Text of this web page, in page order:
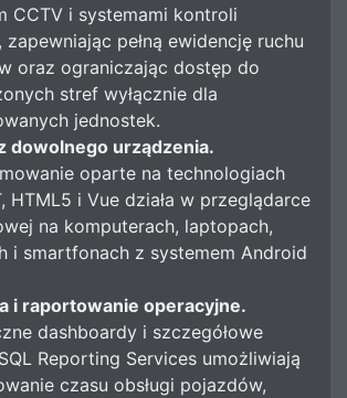
CCTV i systemami kontroli
zapewniając pełną ewidencję ruchu
oraz ograniczając dostęp do
stref wyłącznie dla
jednostek.
dowolnego urządzenia.
oparte na technologiach
HTML5 i Vue działa w przeglądarce
na komputerach, laptopach,
i smartfonach z systemem Android
i raportowanie operacyjne.
dashboardy i szczegółowe
Reporting Services umożliwiają
czasu obsługi pojazdów,